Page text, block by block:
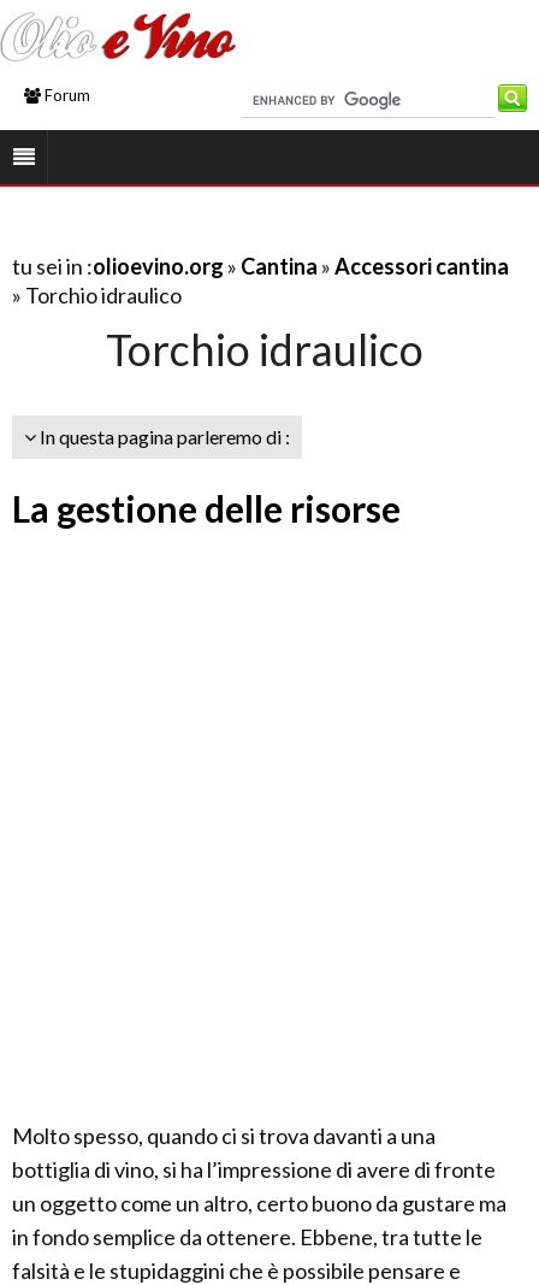
Forum
tu sei in :olioevino.org » Cantina »Accessori cantina
» Torchio idraulico
Torchio idraulico
In questa pagina parleremo di :
La gestione delle risorse
Molto spesso, quando ci si trova davanti a una
bottiglia di vino, si ha l’impressione di avere di fronte
un oggetto come un altro, certo buono da gustare ma
in fondo semplice da ottenere. Ebbene, tra tutte le
falsità e le stupidaggini che è possibile pensare e